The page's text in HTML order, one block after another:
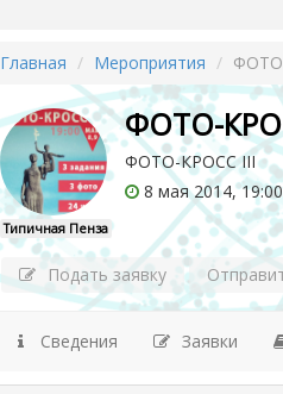
Главная Мероприятия
ФОТО-
ФОТО-КРОСС III
8 мая 2014,
Типичная Пенза
Подать заявку
Сведения Заявки